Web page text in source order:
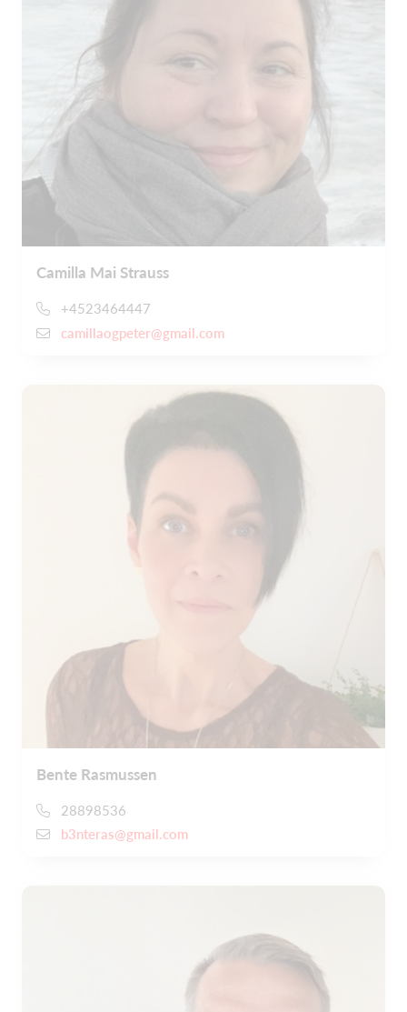
Camilla Mai Strauss
+4523464447
camillaogpeter@gmail.com
Bente Rasmussen
28898536
b3nteras@gmail.com